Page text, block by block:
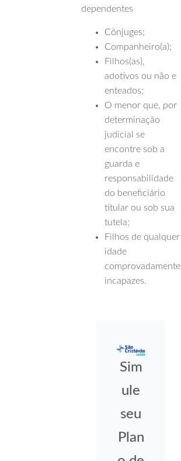
dependentes
Cônjuges;
Companheiro(a);
Filhos(as),
adotivos ou não e
enteados;
O menor que, por
determinação
judicial se
encontre sob a
guarda e
responsabilidade
do beneficiário
titular ou sob sua
tutela;
Filhos de qualquer
idade
comprovadamente
incapazes.
Sim
ule
seu
Plan